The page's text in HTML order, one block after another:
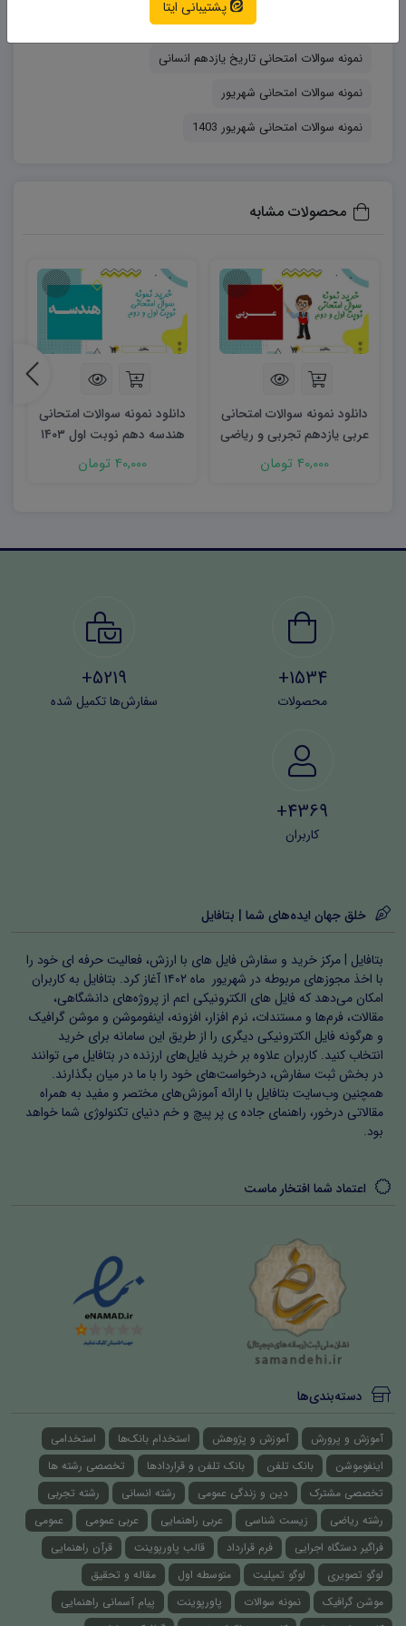
نمونه سوالات فرمولی با قیمت ۲۸.۰۰۰ تومان به فروش
انجام دهید می توانید از طریق تماس با پشتیبانی بسته
نمونه سوالات امتحانی تاریخ یازدهم انسانی
نمونه سوالات امتحانی شهریور
نمونه سوالات امتحانی شهریور 1403
محصولات مشابه
دانلود نمونه سوالات امتحانی
عربی یازدهم تجربی و ریاضی
40,000 تومان
دانلود نمونه سوالات امتحانی
هندسه دهم نوبت اول ۱۴۰۳
word40,000 تومان
1534+
محصولات
5219+
سفارش‌ها تکمیل شده
4369+
کاربران
خلق جهان ایده‌های شما | بتافایل
بتافایل | مرکز خرید و سفارش فایل های با ارزش، فعالیت حرفه ای خود را
با اخذ مجوزهای مربوطه در شهریور ماه ۱۴۰۲ آغاز کرد. بتافایل به کاربران
امکان می‌دهد که فایل های الکترونیکی اعم از پروژه‌های دانشگاهی،
مقالات، فرم‌ها و مستندات، نرم افزار، افزونه، اینفوموشن و موشن گرافیک
و هرگونه فایل الکترونیکی دیگری را از طریق این سامانه برای خرید
انتخاب کنید. کاربران علاوه بر خرید فایل‌های ارزنده در بتافایل می توانند
در بخش ثبت سفارش، درخواست‌های خود را با ما در میان بگذارند.
همچنین وب‌سایت بتافایل با ارائه آموزش‌های مختصر و مفید به همراه
مقالاتی درخور، راهنمای جاده ی پر پیچ و خم دنیای تکنولوژی شما خواهد
بود.
اعتماد شما افتخار ماست
دسته‌بندی‌ها
آموزش و پرورش آموزش و پژوهش استخدام بانک‌ها
استخدامی
اینفوموشن
بانک تلفن بانک تلفن و قراردادها
تخصصی رشته ها
تخصصی مشترک
دین و زندگی عمومی رشته انسانی
رشته تجربی
رشته ریاضی
زیست شناسی عربی راهنمایی عربی عمومی
عمومی
فراگیر دستگاه اجرایی
فرم قرارداد قالب پاورپوینت
قرآن راهنمایی
لوگو تصویری
لوگو تمپلیت متوسطه اول
مقاله و تحقیق
موشن گرافیک
نمونه سوالات پاورپوینت
پیام آسمانی راهنمایی
پشتیبانی ایتا